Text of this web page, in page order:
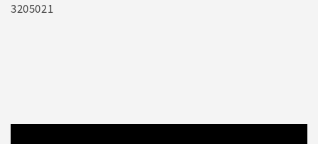
3205021